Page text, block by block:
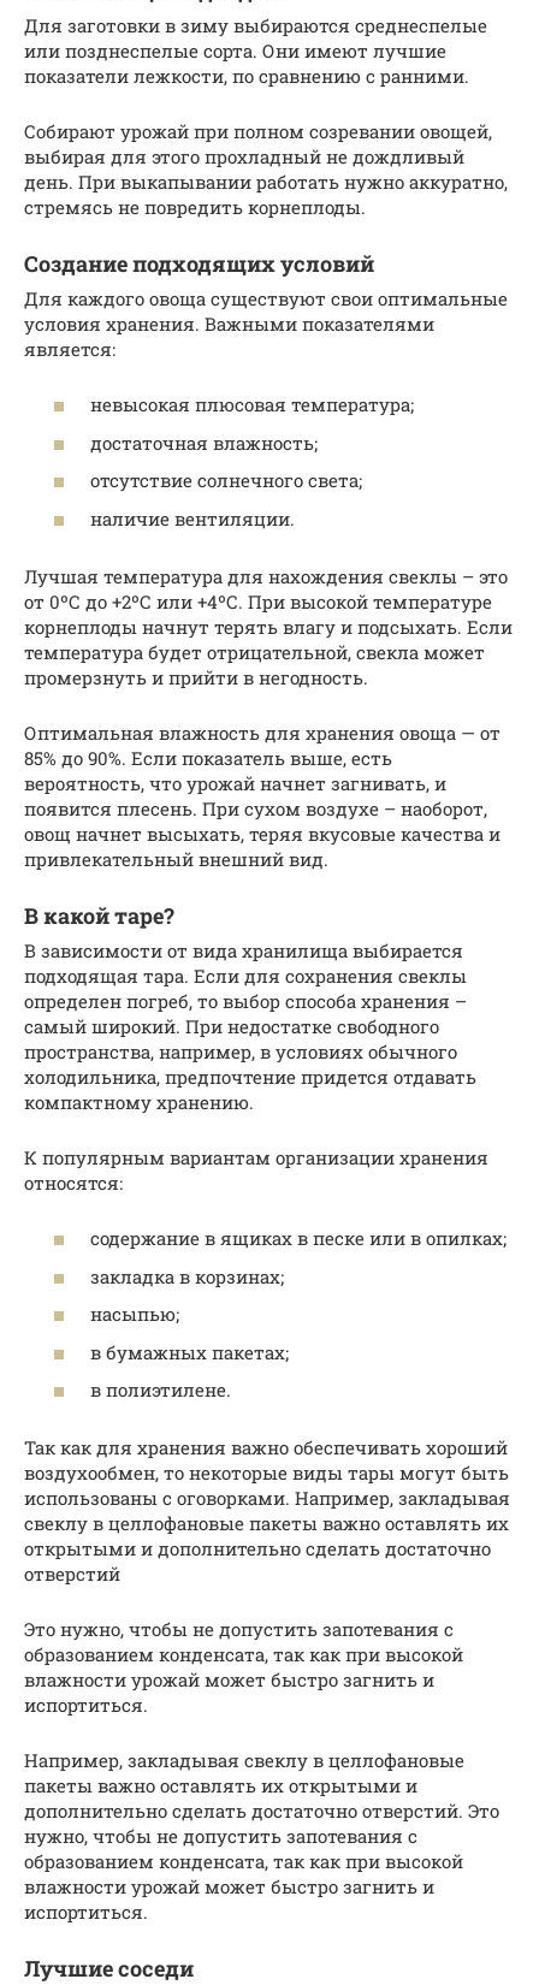
Для заготовки в зиму выбираются среднеспелые
или позднеспелые сорта. Они имеют лучшие
показатели лежкости, по сравнению с ранними.
Собирают урожай при полном созревании овощей,
выбирая для этого прохладный не дождливый
день. При выкапывании работать нужно аккуратно,
стремясь не повредить корнеплоды.
Создание подходящих условий
Для каждого овоща существуют свои оптимальные
условия хранения. Важными показателями
является:
невысокая плюсовая температура;
достаточная влажность;
отсутствие солнечного света;
наличие вентиляции.
Лучшая температура для нахождения свеклы – это
от 0ºС до +2ºС или +4ºС. При высокой температуре
корнеплоды начнут терять влагу и подсыхать. Если
температура будет отрицательной, свекла может
промерзнуть и прийти в негодность.
Оптимальная влажность для хранения овоща — от
85% до 90%. Если показатель выше, есть
вероятность, что урожай начнет загнивать, и
появится плесень. При сухом воздухе – наоборот,
овощ начнет высыхать, теряя вкусовые качества и
привлекательный внешний вид.
В какой таре?
В зависимости от вида хранилища выбирается
подходящая тара. Если для сохранения свеклы
определен погреб, то выбор способа хранения –
самый широкий. При недостатке свободного
пространства, например, в условиях обычного
холодильника, предпочтение придется отдавать
компактному хранению.
К популярным вариантам организации хранения
относятся:
содержание в ящиках в песке или в опилках;
закладка в корзинах;
насыпью;
в бумажных пакетах;
в полиэтилене.
Так как для хранения важно обеспечивать хороший
воздухообмен, то некоторые виды тары могут быть
использованы с оговорками. Например, закладывая
свеклу в целлофановые пакеты важно оставлять их
открытыми и дополнительно сделать достаточно
отверстий
Это нужно, чтобы не допустить запотевания с
образованием конденсата, так как при высокой
влажности урожай может быстро загнить и
испортиться.
Например, закладывая свеклу в целлофановые
пакеты важно оставлять их открытыми и
дополнительно сделать достаточно отверстий. Это
нужно, чтобы не допустить запотевания с
образованием конденсата, так как при высокой
влажности урожай может быстро загнить и
испортиться.
Лучшие соседи